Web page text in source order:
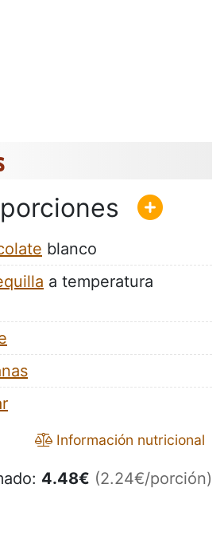
blanco
a temperatura
Información nutricional
4.48€ (2.24€/porción)